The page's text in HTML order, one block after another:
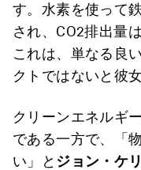
す。水素を使って
され、CO2排出量
これは、単なる良
クトではないと彼
クリーンエネルギ
である一方で、「
い」と ジョン・ケ